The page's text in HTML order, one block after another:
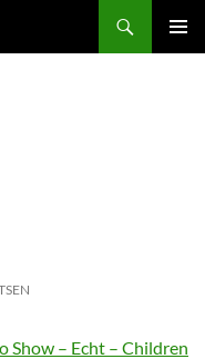
Show – Echt – Children